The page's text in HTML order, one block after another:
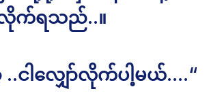
လိုက်ရသည်..။
..ငါလျှော်လိုက်ပါ့မယ်….“